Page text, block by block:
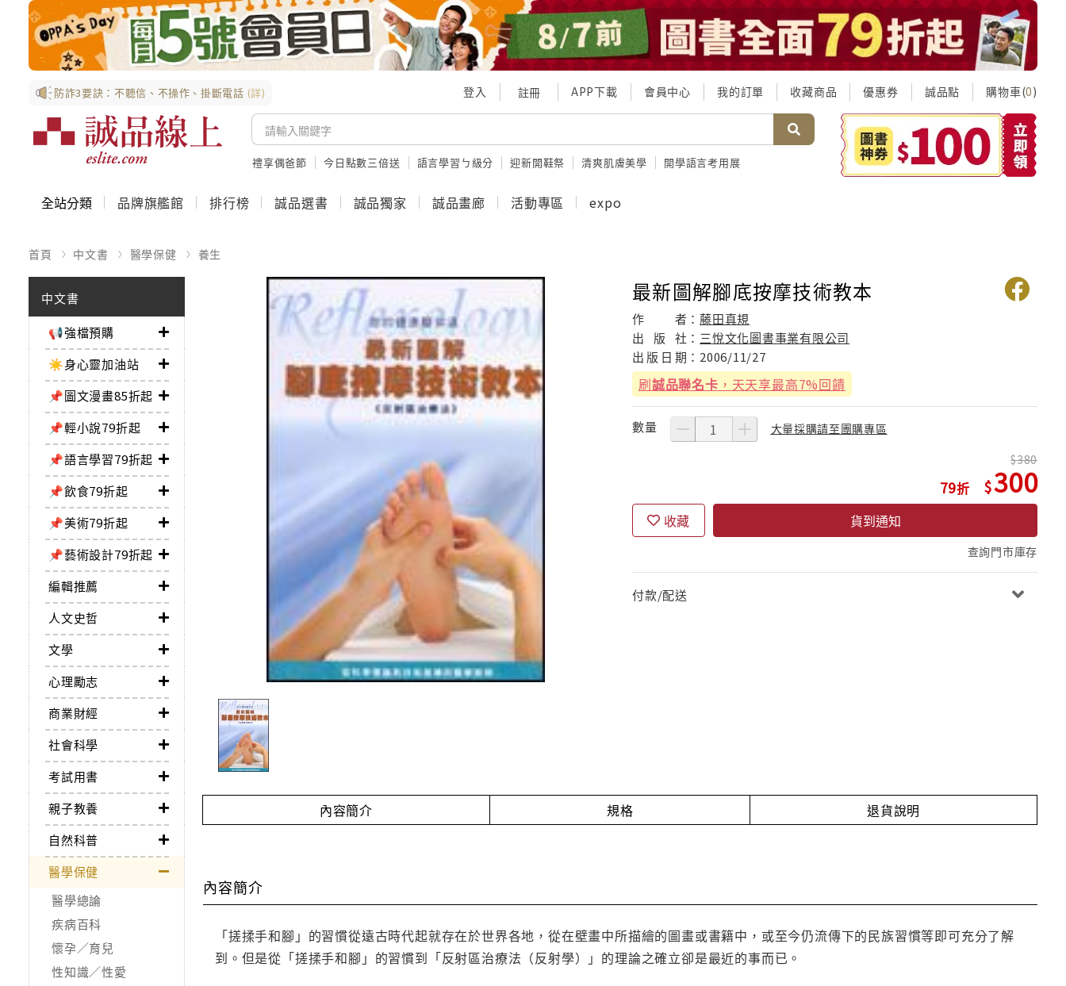
防詐3要訣：不聽信、不操作、掛斷電話 (詳) 登入 註冊 APP下載 會員中心 我的訂單 收藏商品 優惠券 誠品點 購物車(0)
禮享偶爸節 今日點數三倍送 語言學習ㄅ級分 迎新開鞋祭 清爽肌膚美學 開學語言考用展
全站分類 品牌旗艦館 排行榜 誠品選書 誠品獨家 誠品畫廊 活動專區 expo
首頁 中文書 醫學保健 養生
中文書
📢強檔預購
☀️身心靈加油站
📌圖文漫畫85折起
📌輕小說79折起
📌語言學習79折起
📌飲食79折起
📌美術79折起
📌藝術設計79折起
編輯推薦
人文史哲
文學
心理勵志
商業財經
社會科學
考試用書
親子教養
自然科普
醫學保健
醫學總論
疾病百科
懷孕／育兒
性知識／性愛
最新圖解腳底按摩技術教本
作 者： 藤田真規
出
版 社： 三悅文化圖書事業有限公司
出 版 日 期： 2006/11/27
刷誠品聯名卡 ，天天享最高7%回饋
數量 大量採購請至團購專區
79
380
300
收藏 貨到通知
查詢門市庫存
付款/配送
內容簡介 規格 退貨說明
內容簡介
「搓揉手和腳」的習慣從遠古時代起就存在於世界各地，從在壁畫中所描繪的圖畫或書籍中，或至今仍流傳下的民族習慣等即可充分了解
到。但是從「搓揉手和腳」的習慣到「反射區治療法（反射學）」的理論之確立卻是最近的事而已。